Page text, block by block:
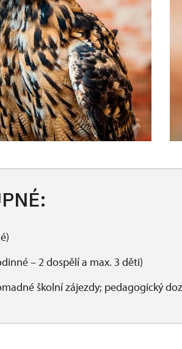
– 2 dospělí a max. 3 děti)
školní zájezdy; pedagogický